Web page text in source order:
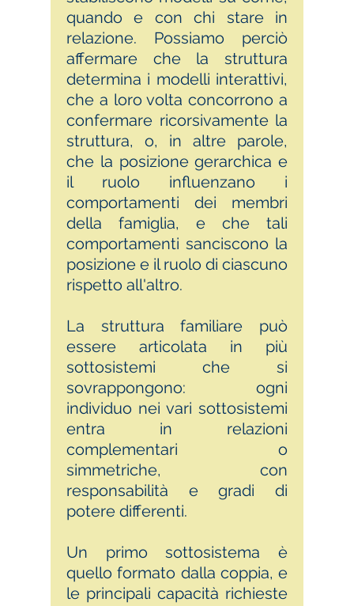
quando e con chi stare in
relazione. Possiamo perciò
affermare che la struttura
determina i modelli interattivi,
che a loro volta concorrono a
confermare ricorsivamente la
struttura, o, in altre parole,
che la posizione gerarchica e
il ruolo influenzano i
comportamenti dei membri
della famiglia, e che tali
comportamenti sanciscono la
posizione e il ruolo di ciascuno
rispetto all'altro.
La struttura familiare può
essere articolata in più
sottosistemi che si
sovrappongono: ogni
individuo nei vari sottosistemi
entra in relazioni
complementari o
simmetriche, con
responsabilità e gradi di
potere differenti.
Un primo sottosistema è
quello formato dalla coppia, e
le principali capacità richieste